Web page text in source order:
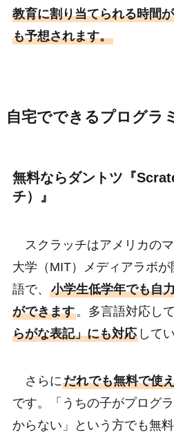
教育に割り当てられる時間
も予想されます。
自宅でできるプログラ
無料ならダントツ『
チ） 』
スクラッチはアメリカの
大学（MIT）メディアラボ
語で、 小学生低学年でも自
ができます。多言語対応し
らがな表記」にも対応して
さらにだれでも無料で使
です。「うちの子がプログ
からない」という方でも無